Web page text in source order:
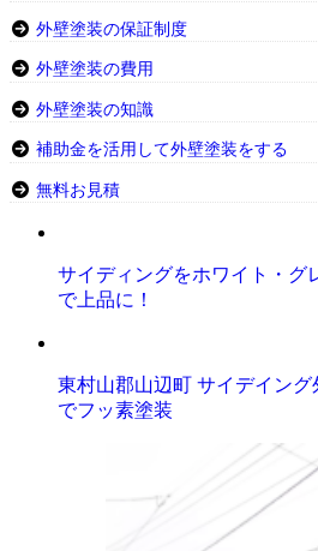
外壁塗装の保証制度
外壁塗装の費用
外壁塗装の知識
補助金を活用して外壁塗装をする
無料お見積
サイディングをホワイト・グ
で上品に！
東村山郡山辺町 サイデイン
でフッ素塗装